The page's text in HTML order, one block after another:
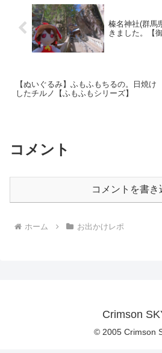
榛名神社(群馬
きました。【
【ぬいぐるみ】ふもふもちるの。日焼け
したチルノ【ふもふもシリーズ】
コメント
コメントを書き
ホーム お出かけレポ
Crimson
© 2005 Crimson